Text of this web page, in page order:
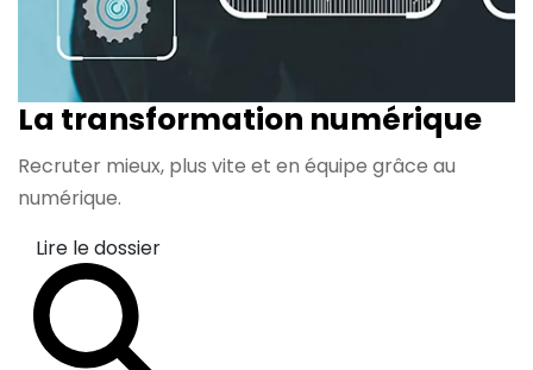
La transformation numérique
Recruter mieux, plus vite et en équipe grâce au
numérique.
Lire le dossier